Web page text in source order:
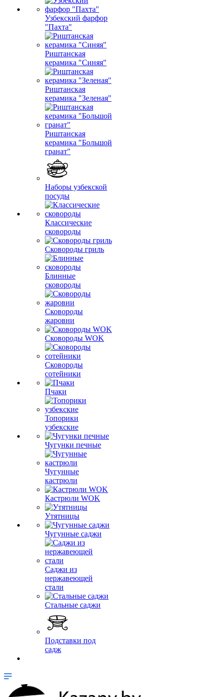
Узбекский фарфор
"Пахта"
Риштанская
керамика "Синяя"
Риштанская
керамика "Зеленая"
Риштанская
керамика "Большой
гранат"
Наборы узбекской
посуды
Классические
сковороды
Сковороды гриль
Блинные
сковороды
Сковороды
жаровни
Сковороды WOK
Сковороды
сотейники
Пчаки
Топорики
узбекские
Чугунки печные
Чугунные
кастрюли
Кастрюли WOK
Утятницы
Чугунные саджи
Саджи из
нержавеющей
стали
Стальные саджи
Подставки под
садж